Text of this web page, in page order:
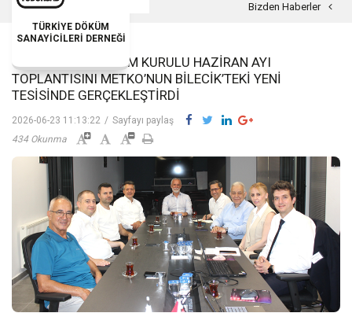
TÜRKİYE DÖKÜM
SANAYİCİLERİ DERNEĞİ
Bizden Haberler
TÜDÖKSAD YÖNETIM KURULU HAZIRAN AYI
TOPLANTISINI METKO’NUN BILECIK’TEKI YENI
TESISINDE GERÇEKLEŞTIRDI
2026-06-23 11:13:22 / Sayfayı paylaş
434 Okunma